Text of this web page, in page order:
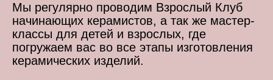
Мы регулярно проводим Взрослый Клуб
начинающих керамистов, а так же мастер-
классы для детей и взрослых, где
погружаем вас во все этапы изготовления
керамических изделий.